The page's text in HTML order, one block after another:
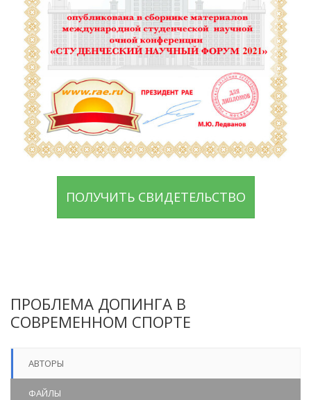
ПОЛУЧИТЬ СВИДЕТЕЛЬСТВО
ПРОБЛЕМА ДОПИНГА В
СОВРЕМЕННОМ СПОРТЕ
АВТОРЫ
ФАЙЛЫ